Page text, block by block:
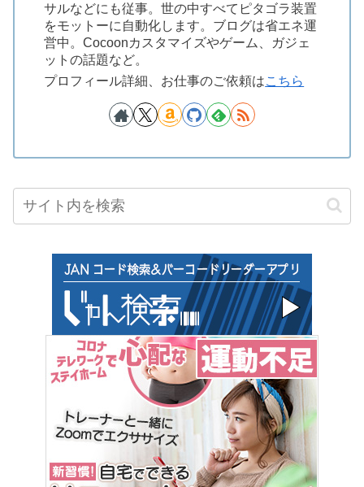
サルなどにも従事。世の中すべてピタゴラ装置
をモットーに自動化します。ブログは省エネ運
営中。Cocoonカスタマイズやゲーム、ガジェ
ットの話題など。
プロフィール詳細、お仕事のご依頼はこちら